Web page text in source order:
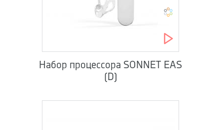
Набор процессора SONNET EAS
(D)